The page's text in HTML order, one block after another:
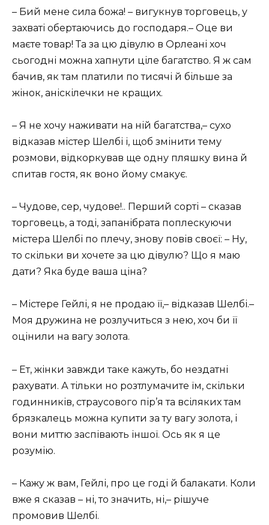
– Бий мене сила божа! – вигукнув торговець, у
захваті обертаючись до господаря.– Оце ви
маєте товар! Та за цю дівулю в Орлеані хоч
сьогодні можна хапнути ціле багатство. Я ж сам
бачив, як там платили по тисячі й більше за
жінок, аніскілечки не кращих.
– Я не хочу наживати на ній багатства,– сухо
відказав містер Шелбі і, щоб змінити тему
розмови, відкоркував ще одну пляшку вина й
спитав гостя, як воно йому смакує.
– Чудове, сер, чудове!.. Перший сорті – сказав
торговець, а тоді, запанібрата поплескуючи
містера Шелбі по плечу, знову повів своєї: – Ну,
то скільки ви хочете за цю дівулю? Що я маю
дати? Яка буде ваша ціна?
– Містере Гейлі, я не продаю її,– відказав Шелбі.–
Моя дружина не розлучиться з нею, хоч би її
оцінили на вагу золота.
– Ет, жінки завжди таке кажуть, бо нездатні
рахувати. А тільки но розтлумачите їм, скільки
годинників, страусового пір’я та всіляких там
брязкалець можна купити за ту вагу золота, і
вони миттю заспівають іншої. Ось як я це
розумію.
– Кажу ж вам, Гейлі, про це годі й балакати. Коли
вже я сказав – ні, то значить, ні,– рішуче
промовив Шелбі.